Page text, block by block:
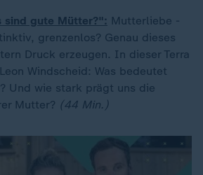
sind gute Mütter?": Mutterliebe -
grenzenlos? Genau dieses
Druck erzeugen. In dieser Terra
Windscheid: Was bedeutet
Und wie stark prägt uns die
Mutter? (44 Min.)